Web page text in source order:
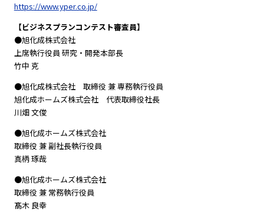
https://www.yper.co.jp/
【ビジネスプランコンテスト審査員】
●旭化成株式会社
上席執行役員 研究・開発本部長
竹中 克
●旭化成株式会社 取締役 兼 専務執行役員
旭化成ホームズ株式会社 代表取締役社⻑
川畑 文俊
●旭化成ホームズ株式会社
取締役 兼 副社長執行役員
真柄 琢哉
●旭化成ホームズ株式会社
取締役 兼 常務執行役員
髙木 良幸